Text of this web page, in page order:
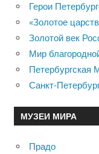
Герои
«Золотое
Золотой век
Мир
Петербургская
Санкт-
МУЗЕИ МИРА
Прадо